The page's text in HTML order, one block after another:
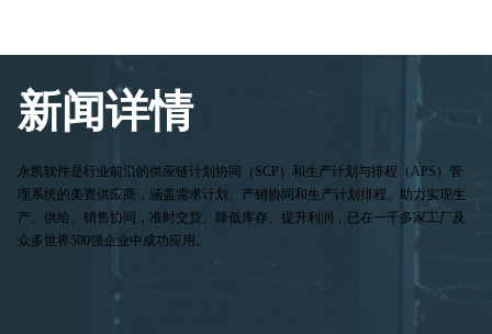
新闻详情
永凯软件是行业前沿的供应链计划协同（SCP）和生产计划与排程（APS）管
理系统的美资供应商，涵盖需求计划、产销协同和生产计划排程。助力实现生
产、供给、销售协同，准时交货、降低库存、提升利润，已在一千多家工厂及
众多世界500强企业中成功应用。